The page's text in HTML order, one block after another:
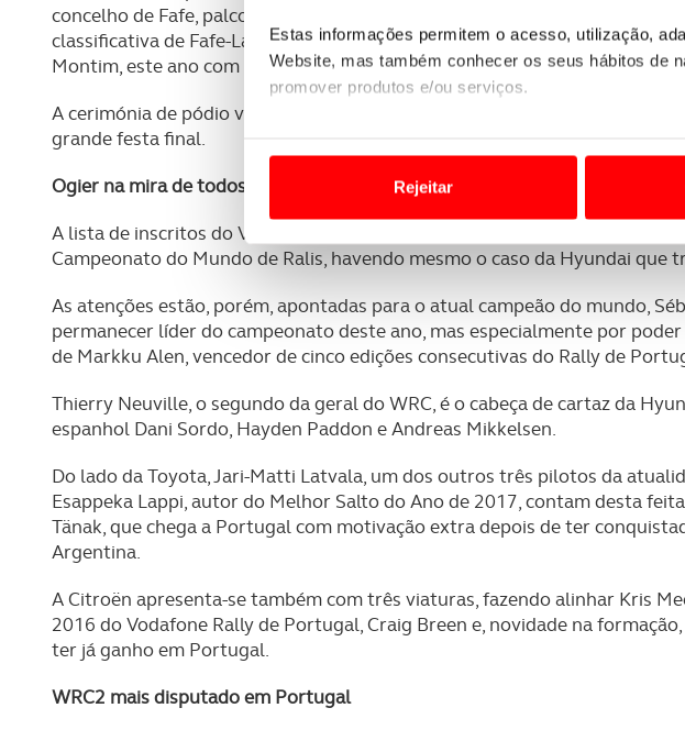
Estas informações permitem o acesso, utilização,
Website, mas também conhecer os seus hábitos de
promover produtos e/ou serviços.
Usamos cookies para melhorar a sua experiência
funcionalidades de redes sociais, bem como para
Adicionalmente partilhamos informação, relativa à
e organizações na UE e em países terceiros.
consentimento e quando tal se afigure estritamente
Realçamos que o bloqueio de certo tipo de Cookies
navegação no Website e nos serviços
Consulte a política de cookies do site.
Rejeitar
concelho de Fafe, palco de todos os troços de domingo. Além da
classificativa de Fafe-Lameirinha, a última das quais disputada sob o
Montim, este ano com duas passagens, e Luílhas voltam a fazer parte
A cerimónia de pódio volta a ter lugar na Marginal de Matosinhos junto do
grande festa final.
Ogier na mira de todos
A lista de inscritos do Vodafone Rally de Portugal volta a contar com os
Campeonato do Mundo de Ralis, havendo mesmo o caso da Hyundai que
As atenções estão, porém, apontadas para o atual campeão do mundo,
permanecer líder do campeonato deste ano, mas especialmente por
de Markku Alen, vencedor de cinco edições consecutivas do Rally de
Thierry Neuville, o segundo da geral do WRC, é o cabeça de cartaz da
espanhol Dani Sordo, Hayden Paddon e Andreas Mikkelsen.
Do lado da Toyota, Jari-Matti Latvala, um dos outros três pilotos da
Esappeka Lappi, autor do Melhor Salto do Ano de 2017, contam desta
Tänak, que chega a Portugal com motivação extra depois de ter
Argentina.
A Citroën apresenta-se também com três viaturas, fazendo alinhar Kris
2016 do Vodafone Rally de Portugal, Craig Breen e, novidade na
ter já ganho em Portugal.
WRC2 mais disputado em Portugal